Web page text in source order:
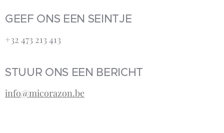
GEEF ONS EEN SEINTJE
+32 473 213 413‬
STUUR ONS EEN BERICHT
info@micorazon.be